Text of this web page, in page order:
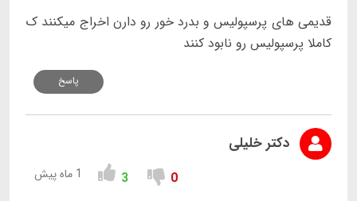
قدیمی های پرسپولیس و بدرد خور رو دارن اخراج میکنند ک
کاملا پرسپولیس رو نابود کنند
پاسخ
دکتر خلیلی
0
3 1 ماه پیش